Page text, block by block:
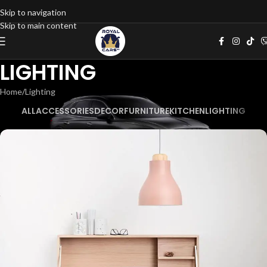
Skip to navigation
Skip to main content
LIGHTING
Home Lighting
ALLACCESSORIESDECORFURNITUREKITCHENLIGHTING